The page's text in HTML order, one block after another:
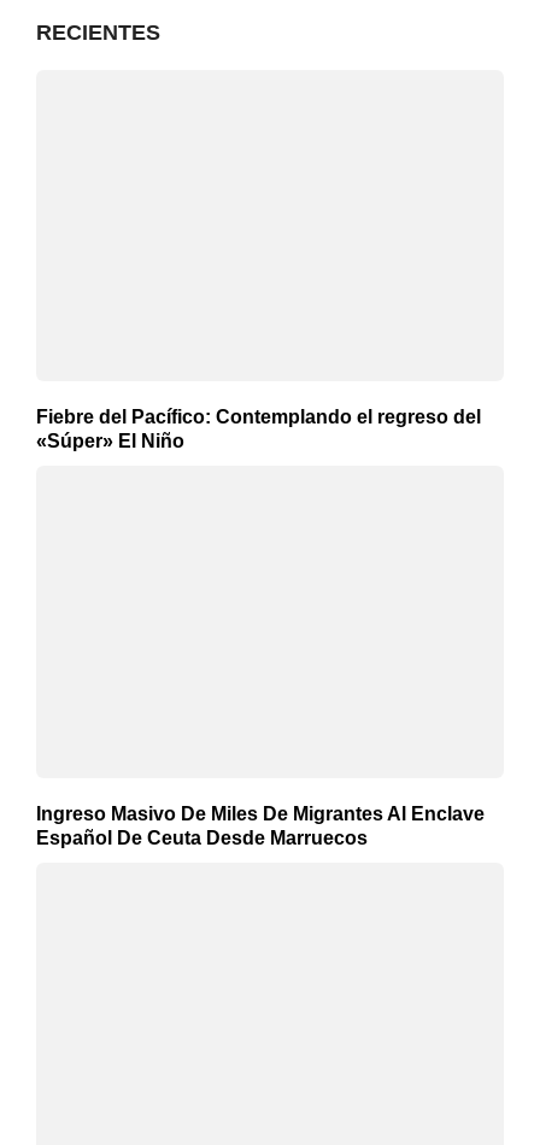
RECIENTES
Fiebre del Pacífico: Contemplando el regreso del
«Súper» El Niño
Ingreso Masivo De Miles De Migrantes Al Enclave
Español De Ceuta Desde Marruecos